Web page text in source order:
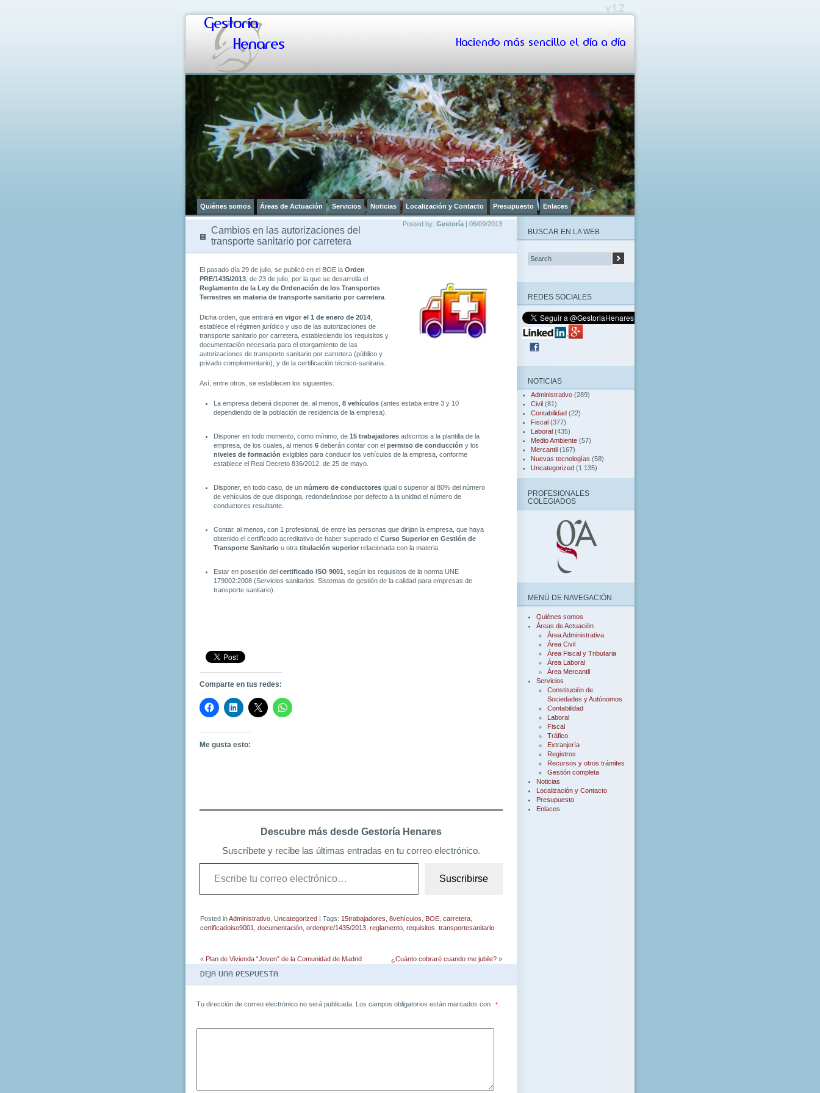
Gestoría
Henares
Haciendo más sencillo el día a día
Quiénes somos Áreas de Actuación Servicios Noticias Localización y Contacto Presupuesto Enlaces
Posted by: Gestoría | 06/09/2013
Cambios en las autorizaciones del
transporte sanitario por carretera
El pasado día 29 de julio, se publicó en el BOE la Orden
PRE/1435/2013 , de 23 de julio, por la que se desarrolla el
Reglamento de la Ley de Ordenación de los Transportes
Terrestres en materia de transporte sanitario por carretera
Dicha orden, que entrará en vigor el 1 de enero de 2014
establece el régimen jurídico y uso de las autorizaciones de
transporte sanitario por carretera, estableciendo los requisitos y
documentación necesaria para el otorgamiento de las
autorizaciones de transporte sanitario por carretera (público y
privado complementario), y de la certificación técnico-sanitaria.
Así, entre otros, se establecen los siguientes:
La empresa deberá disponer de, al menos, 8 vehículos (antes estaba entre 3 y 10
dependiendo de la población de residencia de la empresa).
Disponer en todo momento, como mínimo, de 15 trabajadores adscritos a la plantilla de la
empresa, de los cuales, al menos 6 deberán contar con el permiso de conducción y los
niveles de formación exigibles para conducir los vehículos de la empresa, conforme
establece el Real Decreto 836/2012, de 25 de mayo.
Disponer, en todo caso, de un número de conductores igual o superior al 80% del número
de vehículos de que disponga, redondeándose por defecto a la unidad el número de
conductores resultante.
Contar, al menos, con 1 profesional, de entre las personas que dirijan la empresa, que haya
obtenido el certificado acreditativo de haber superado el Curso Superior en Gestión de
Transporte Sanitario u otra titulación superior relacionada con la materia.
Estar en posesión del certificado ISO 9001 , según los requisitos de la norma UNE
179002:2008 (Servicios sanitarios. Sistemas de gestión de la calidad para empresas de
transporte sanitario).
Comparte en tus redes:
Me gusta esto:
Descubre más desde Gestoría Henares
Suscríbete y recibe las últimas entradas en tu correo electrónico.
electrónico…
Suscribirse
Posted inAdministrativo Uncategorized | Tags: 15trabajadores 8vehículos BOE carretera
certificadoiso9001
documentación ordenpre/1435/2013 reglamento requisitos transportesanitario
« Plan de Vivienda “Joven” de la Comunidad de Madrid ¿Cuánto cobraré cuando me jubile? »
DEJA UNA RESPUESTA
Tu dirección de correo electrónico no será publicada. Los campos obligatorios están marcados con *
BUSCAR EN LA WEB
REDES SOCIALES
NOTICIAS
Administrativo (289)
Civil (81)
Contabilidad (22)
Fiscal (377)
Laboral (435)
Medio Ambiente (57)
Mercantil (167)
Nuevas tecnologías (58)
Uncategorized (1.135)
PROFESIONALES
COLEGIADOS
MENÚ DE NAVEGACIÓN
Quiénes somos
Áreas de Actuación
Área Administrativa
Área Civil
Área Fiscal y Tributaria
Área Laboral
Área Mercantil
Servicios
Constitución de
Sociedades y Autónomos
Contabilidad
Laboral
Fiscal
Tráfico
Extranjería
Registros
Recursos y otros trámites
Gestión completa
Noticias
Localización y Contacto
Presupuesto
Enlaces